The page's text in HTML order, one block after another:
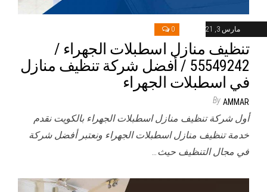
مارس 3, 2021 0
تنظيف منازل اسطبلات الجهراء /
55549242 / أفضل شركة تنظيف منازل
في اسطبلات الجهراء
By AMMAR
أول شركة تنظيف منازل اسطبلات الجهراء بالكويت نقدم
خدمة تنظيف منازل اسطبلات الجهراء ونعتبر أفضل شركة
في مجال التنظيف حيث…